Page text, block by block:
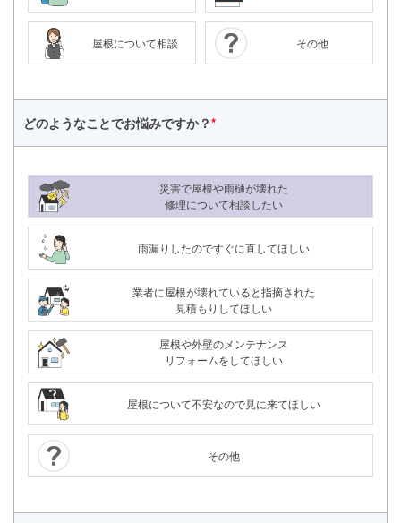
24時間365日対応
屋根について相談 その他
どのようなことでお悩みですか？*
災害で屋根や雨樋が壊れた
修理について相談したい
雨漏りしたのですぐに直してほしい
業者に屋根が壊れていると指摘された
見積もりしてほしい
屋根や外壁のメンテナンス
リフォームをしてほしい
屋根について不安なので見に来てほしい
その他